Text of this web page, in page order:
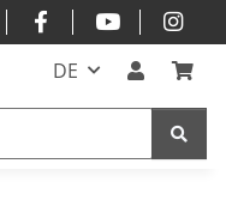
DE